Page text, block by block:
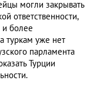
могли закрывать
ответственности,
и более
туркам уже нет
парламента
Турции